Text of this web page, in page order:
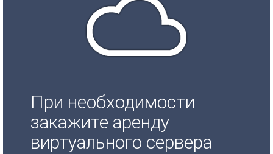
При необходимости
закажите аренду
виртуального сервера